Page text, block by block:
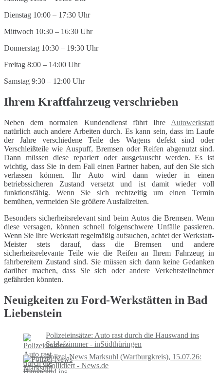
Dienstag 10:00 – 17:30 Uhr
Mittwoch 10:30 – 16:30 Uhr
Donnerstag 10:30 – 19:30 Uhr
Freitag 8:00 – 14:00 Uhr
Samstag 9:30 – 12:00 Uhr
Ihrem Kraftfahrzeug verschrieben
Neben dem normalen Kundendienst führt Ihre Autowerkstatt
natürlich auch andere Arbeiten durch. Es kann sein, dass im Laufe
der Jahre verschiedene Teile des Wagens defekt sind oder
Verschleißteile wie Auspuff, Bremsen oder Reifen abgenutzt sind.
Dann müssen diese repariert oder ausgetauscht werden. Es ist
wichtig, dass Sie in dem Fall einen Partner haben, auf den Sie sich
verlassen können. Ihr Auto wird dann wieder in einen
betriebssicheren Zustand versetzt und ist damit wieder voll
funktionsfähig. Wenn Sie sich rechtzeitig um einen Termin
bemühen, vermeiden Sie größere Ausfallzeiten.
Besonders sicherheitsrelevant sind beim Autos die Bremsen. Wenn
diese versagen, können schnell folgenschwere Unfälle passieren.
Wenn Sie Ihre Werkstatt regelmäßig aufsuchen, achtet der Werkstatt-
Meister stets darauf, dass die Bremsen und andere
sicherheitsrelevante Teile wie die Reifen an Ihrem Fahrzeug in
fahrbereitem Zustand sind. Sie müssen sich dann keine Gedanken
darüber machen, dass Sie sich oder andere Verkehrsteilnehmer
gefährden könnten.
Neuigkeiten zu Ford-Werkstätten in Bad
Liebenstein
Polizeieinsätze: Auto rast durch die Hauswand ins
Schlafzimmer - inSüdthüringen
Polizei-News Marksuhl (Wartburgkreis), 15.07.26:
Kollidiert - News.de